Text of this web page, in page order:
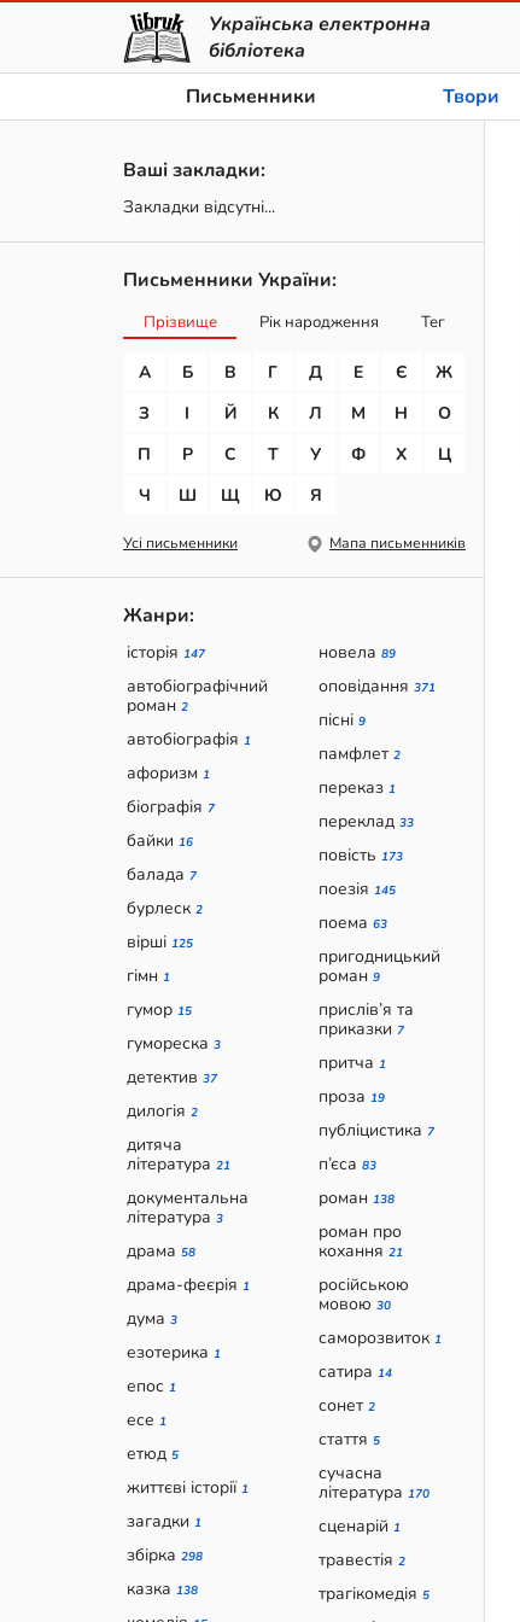
Українська електронна
бібліотека
Письменники Твори
Ваші закладки:
Закладки відсутні...
Письменники України:
Прізвище Рік народження Тег
А Б В Г Д Е Є
Ж
З
І Й К Л М Н
О
П
Р С Т У Ф Х
Ц
Ч
Ш Щ Ю Я
Усі письменники Мапа письменників
Жанри:
історія 147
автобіографічний
роман 2
автобіографія 1
афоризм 1
біографія 7
байки 16
балада 7
бурлеск 2
вірші 125
гімн 1
гумор 15
гумореска 3
детектив 37
дилогія 2
дитяча
література 21
документальна
література 3
драма 58
драма-феєрія 1
дума 3
езотерика 1
епос 1
есе 1
етюд 5
життєві історії 1
загадки 1
збірка 298
казка 138
новела 89
оповідання 371
пісні 9
памфлет 2
переказ 1
переклад 33
повість 173
поезія 145
поема 63
пригодницький
роман 9
прислів’я та
приказки 7
притча 1
проза 19
публіцистика 7
п’єса 83
роман 138
роман про
кохання 21
російською
мовою 30
саморозвиток 1
сатира 14
сонет 2
стаття 5
сучасна
література 170
сценарій 1
травестія 2
трагікомедія 5